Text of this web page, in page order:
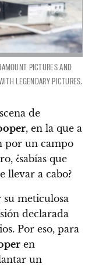
PICTURES AND
LEGENDARY PICTURES.
de
, en la que a
por un campo
¿sabías que
llevar a cabo?
meticulosa
declarada
Por eso, para
en
un